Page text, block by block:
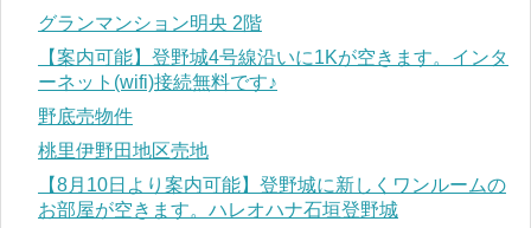
グランマンション明央 2階
【案内可能】登野城4号線沿いに1Kが空きます。インタ
ーネット(wifi)接続無料です♪
野底売物件
桃里伊野田地区売地
【8月10日より案内可能】登野城に新しくワンルームの
お部屋が空きます。ハレオハナ石垣登野城